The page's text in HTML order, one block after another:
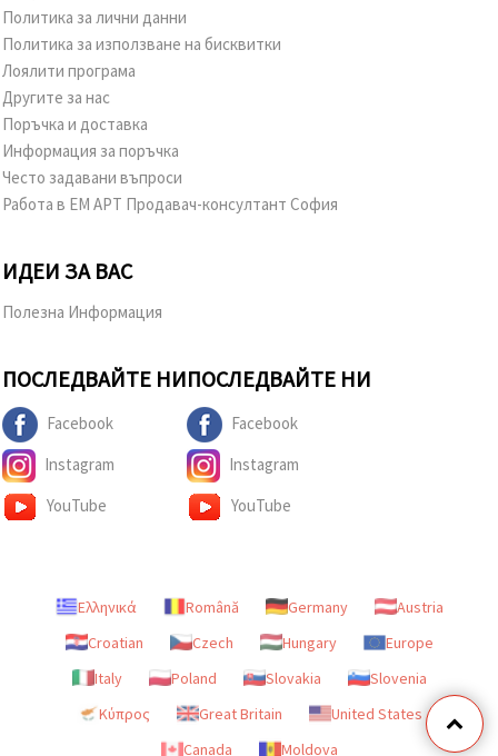
Политика за лични данни
Политика за използване на бисквитки
Лоялити програма
Другите за нас
Поръчка и доставка
Информация за поръчка
Често задавани въпроси
Работа в ЕМ АРТ Продавач-консултант София
ИДЕИ ЗА ВАС
Полезна Информация
ПОСЛЕДВАЙТЕ НИ
Facebook
Instagram
YouTube
ПОСЛЕДВАЙТЕ НИ
Facebook
Instagram
YouTube
Ελληνικά Română Germany
Austria
Croatian
Czech Hungary
Europe
Italy
Poland Slovakia
Slovenia
Κύπρος
Great Britain
United States
Canada
Moldova